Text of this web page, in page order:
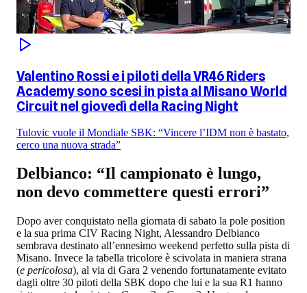
Valentino Rossi e i piloti della VR46 Riders
Academy sono scesi in pista al Misano World
Circuit nel giovedì della Racing Night
Tulovic vuole il Mondiale SBK: “Vincere l’IDM non è bastato,
cerco una nuova strada”
Delbianco: “Il campionato è lungo,
non devo commettere questi errori”
Dopo aver conquistato nella giornata di sabato la pole position
e la sua prima CIV Racing Night, Alessandro Delbianco
sembrava destinato all’ennesimo weekend perfetto sulla pista di
Misano. Invece la tabella tricolore è scivolata in maniera strana
(e pericolosa), al via di Gara 2 venendo fortunatamente evitato
dagli oltre 30 piloti della SBK dopo che lui e la sua R1 hanno